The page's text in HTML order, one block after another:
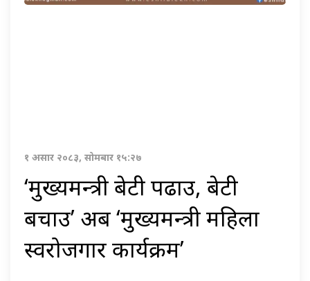
१ असार २०८३, सोमबार १५:२७
‘मुख्यमन्त्री बेटी पढाउ, बेटी
बचाउ’ अब ‘मुख्यमन्त्री महिला
स्वरोजगार कार्यक्रम’